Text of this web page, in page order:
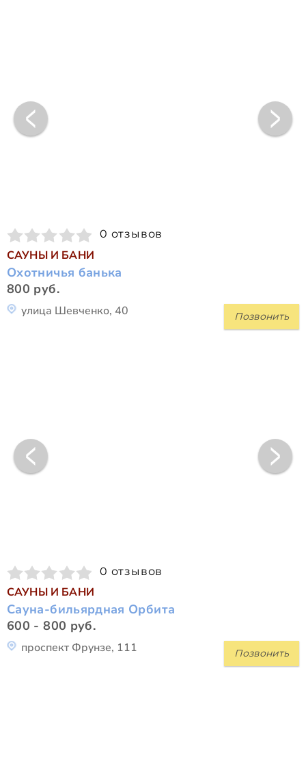
0 отзывов
САУНЫ И БАНИ
Охотничья банька
800 руб.
Позвонить
улица Шевченко, 40
0 отзывов
САУНЫ И БАНИ
Сауна-бильярдная Орбита
600 - 800 руб.
Позвонить
проспект Фрунзе, 111